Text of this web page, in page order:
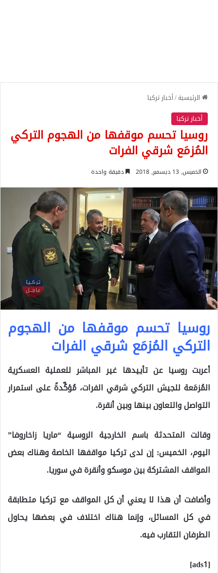
الرئيسية/أخبار تركيا
أخبار تركيا
روسيا تحسم موقفها من الهجوم التركي
المُزمَع شرقي الفرات
الخميس, 13 ديسمبر, 2018 دقيقة واحدة
روسيا تحسم موقفها من الهجوم
التركي المُزمَع شرقي الفرات
أعربت روسيا عن تأييدها غير المباشر للعملية العسكرية
المُزمَعة للجيش التركي شرقي الفرات، مُؤكِّدةً على استمرار
التواصل والتعاون بينها وبين أنقرة.
وقالت المتحدثة باسم الخارجية الروسية “ماريا زاخاروفا”
اليوم، الخميس: إن لدى تركيا مواقفها الخاصة وهناك بعض
المواقف المشتركة بين موسكو وأنقرة في سوريا.
وأضافت أن هذا لا يعني أن كل المواقف مع تركيا متطابقة
في كل المسائل، وإنما هناك اختلاف في بعضها يحاول
الطرفان التقارب فيه.
[ads1]